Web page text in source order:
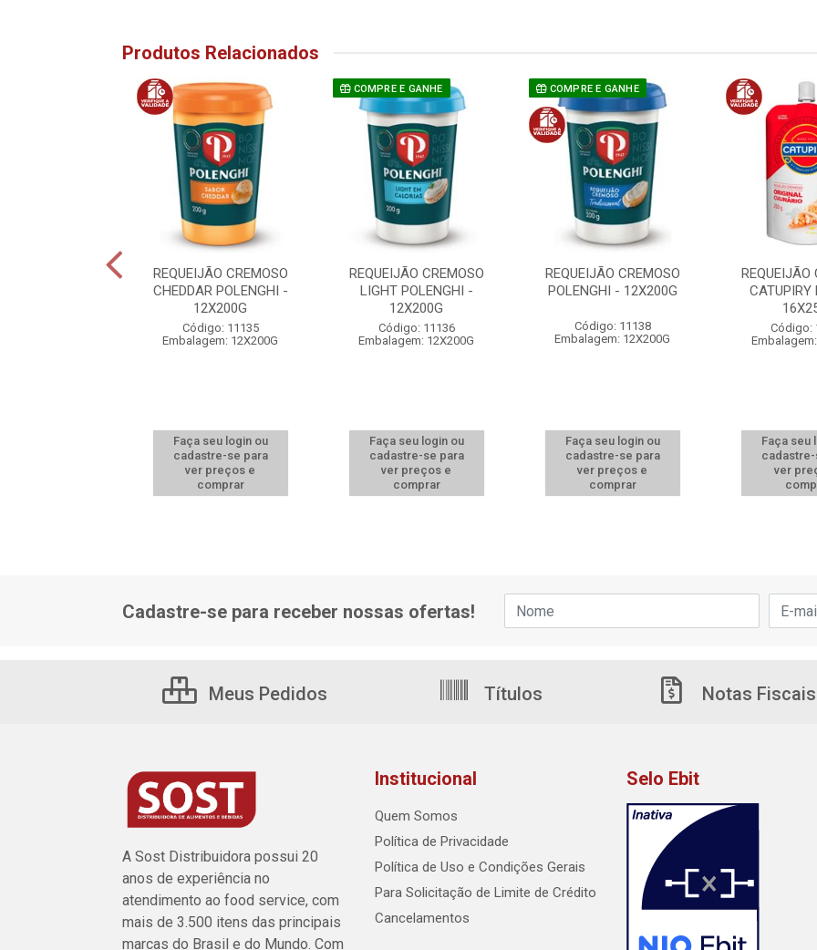
Produtos Relacionados
REQUEIJÃO CREMOSO
CHEDDAR POLENGHI -
12X200G
Código: 11135
Embalagem: 12X200G
Faça seu login ou
cadastre-se para
ver preços e
comprar
COMPRE E GANHE
REQUEIJÃO CREMOSO
LIGHT POLENGHI -
12X200G
Código: 11136
Embalagem: 12X200G
Faça seu login ou
cadastre-se para
ver preços e
comprar
COMPRE E GANHE
REQUEIJÃO CREMOSO
POLENGHI - 12X200G
Código: 11138
Embalagem: 12X200G
Faça seu login ou
cadastre-se para
ver preços e
comprar
REQUEIJÃO
CATUPIRY
Código:
Faça seu
ver
Cadastre-se para receber nossas ofertas!
Meus Pedidos Títulos Notas Fiscais
A Sost Distribuidora possui 20
anos de experiência no
atendimento ao food service, com
mais de 3.500 itens das principais
marcas do Brasil e do Mundo. Com
Institucional
Quem Somos
Política de Privacidade
Política de Uso e Condições Gerais
Para Solicitação de Limite de Crédito
Cancelamentos
Selo Ebit